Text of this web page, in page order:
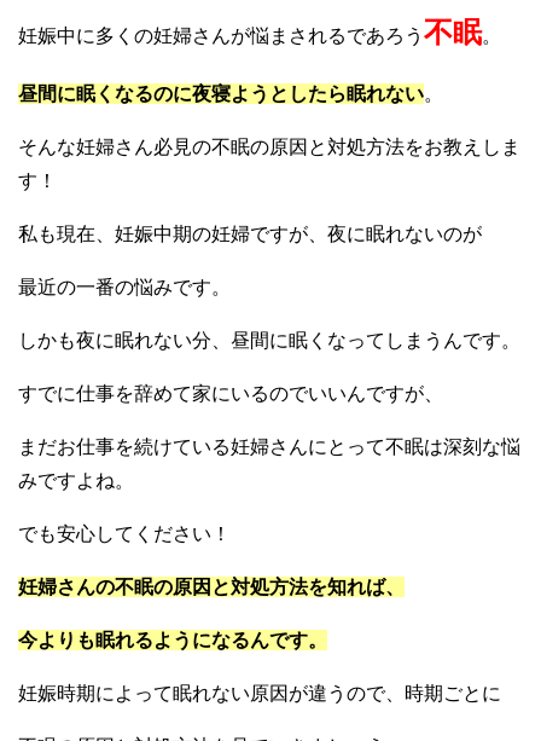
妊娠中に多くの妊婦さんが悩まされるであろう 不眠。
昼間に眠くなるのに夜寝ようとしたら眠れない。
そんな妊婦さん必見の不眠の原因と対処方法をお教えしま
す！
私も現在、妊娠中期の妊婦ですが、夜に眠れないのが
最近の一番の悩みです。
しかも夜に眠れない分、昼間に眠くなってしまうんです。
すでに仕事を辞めて家にいるのでいいんですが、
まだお仕事を続けている妊婦さんにとって不眠は深刻な悩
みですよね。
でも安心してください！
妊婦さんの不眠の原因と対処方法を知れば、
今よりも眠れるようになるんです。
妊娠時期によって眠れない原因が違うので、時期ごとに